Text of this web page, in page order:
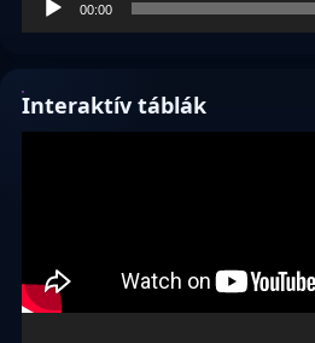
00:00
Interaktív táblák